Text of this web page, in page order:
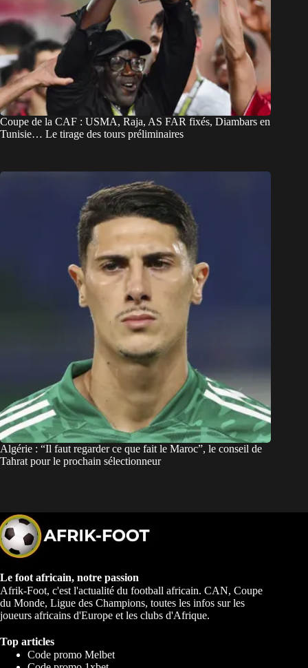
Coupe de la CAF : USMA, Raja, AS FAR fixés, Diambars en
Tunisie… Le tirage des tours préliminaires
Algérie : “Il faut regarder ce que fait le Maroc”, le conseil de
Tahrat pour le prochain sélectionneur
Le foot africain, notre passion
Afrik-Foot, c'est l'actualité du football africain. CAN, Coupe
du Monde, Ligue des Champions, toutes les infos sur les
joueurs africains d'Europe et les clubs d'Afrique.
Top articles
Code promo Melbet